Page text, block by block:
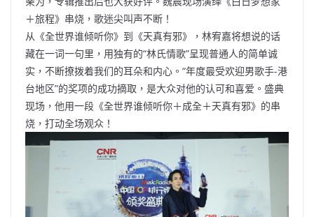
＋旅程》串烧，歌迷尖叫声不断！
从《全世界谁倾听你》到《天真有邪》，林宥嘉将想说的话
藏在一词一句里，用独有的“林氏情歌”呈现普通人的简单诚
实，不断撩拨着我们的耳朵和内心。“年度最受欢迎男歌手-港
台地区”的奖项的成功摘取，是大众对他的认可和喜爱。盛典
现场，他用一段《全世界谁倾听你＋成全＋天真有邪》的串
烧，打动全场观众！